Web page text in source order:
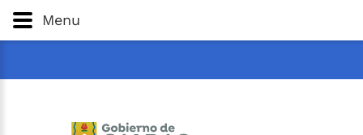
Gobernación
Menu